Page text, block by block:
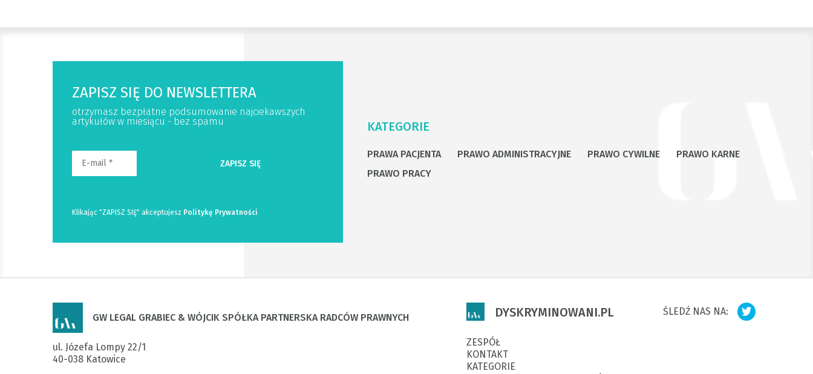
ZAPISZ SIĘ DO NEWSLETTERA
otrzymasz bezpłatne podsumowanie najciekawszych
artykułów w miesiącu - bez spamu
Klikając "ZAPISZ SIĘ" akceptujesz Politykę Prywatności
KATEGORIE
PRAWA PACJENTA PRAWO ADMINISTRACYJNE PRAWO CYWILNE
PRAWO KARNE
PRAWO PRACY
GW LEGAL GRABIEC & WÓJCIK SPÓŁKA PARTNERSKA RADCÓW PRAWNYCH
ul. Józefa Lompy 22/1
40-038 Katowice
DYSKRYMINOWANI.PL
ZESPÓŁ
KONTAKT
KATEGORIE
ŚLEDŹ NAS NA: